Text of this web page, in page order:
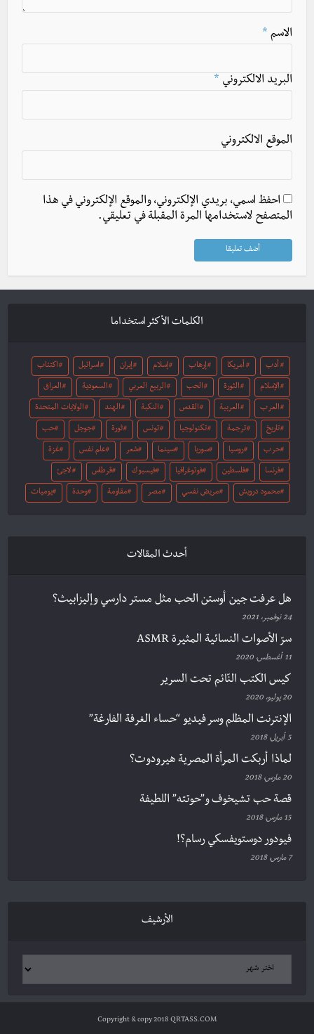
الاسم *
البريد الالكتروني *
الموقع الالكتروني
احفظ اسمي، بريدي الإلكتروني، والموقع الإلكتروني في هذا
المتصفح لاستخدامها المرة المقبلة في تعليقي.
الكلمات الأكثر استخداما
أدب أمريكا إرهاب إسلام إيران اسرائيل اكتئاب
الإسلام الثورة الحب الربيع العربي السعودية العراق
العرب العربية القدس النكبة الهند الولايات المتحدة
تاريخ ترجمة تكنولوجيا تونس ثورة جوجل حب
حرب روسيا سوريا سينما شعر علم نفس غزة
فرنسا فلسطين فوتوغرافيا فيسبوك قرطاس لاجئ
محمود درويش مريض نفسي مصر مقاومة وحدة يوميات
أحدث المقالات
هل عرفت جين أوستن الحب مثل مستر دارسي وإليزابيث؟
24 نوفمبر، 2021
سرّ الأصوات النسائية المثيرة ASMR
11 أغسطس، 2020
كيس الكتب النّائم تحت السرير
20 يوليو، 2020
الإنترنت المظلم وسر فيديو “حساء الغرفة الفارغة”
5 أبريل، 2018
لماذا أربكت المرأة المصرية هيرودوت؟
20 مارس، 2018
قصة حب تشيخوف و”حوتته” اللطيفة
15 مارس، 2018
فيودور دوستويفسكي رسام؟!
7 مارس، 2018
الأرشيف
Copyright & copy 2018 QRTASS.COM